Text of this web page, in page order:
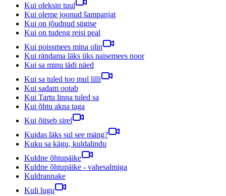
Kui oleksin tuul
Kui oleme joonud šampanjat
Kui on jõudnud sügise
Kui on tudeng reisi peal
Kui poissmees mina olin
Kui rändama läks üks naisemees noor
Kui sa minu tädi näed
Kui sa tuled too mul lilli
Kui sadam ootab
Kui Tartu linna tuled sa
Kui õhtu akna taga
Kui õitseb sirel
Kuidas läks sul see mäng?
Kuku sa kägu, kuldalindu
Kuldne õhtupäike
Kuldne õhtupäike - vahesalmiga
Kuldrannake
Kuli lugu